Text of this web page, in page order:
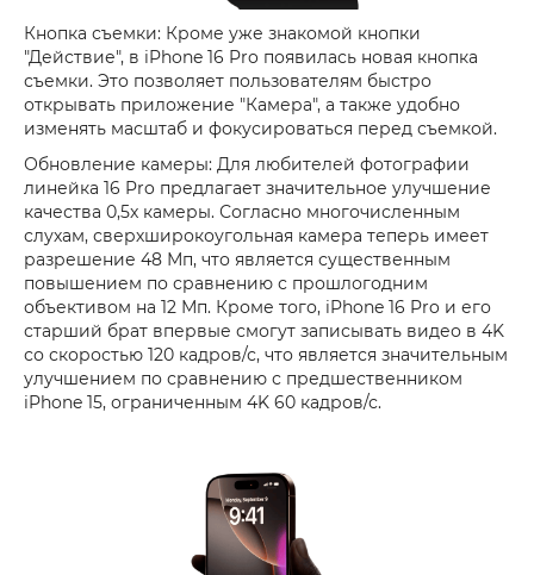
Кнопка съемки: Кроме уже знакомой кнопки
"Действие", в iPhone 16 Pro появилась новая кнопка
съемки. Это позволяет пользователям быстро
открывать приложение "Камера", а также удобно
изменять масштаб и фокусироваться перед съемкой.
Обновление камеры: Для любителей фотографии
линейка 16 Pro предлагает значительное улучшение
качества 0,5x камеры. Согласно многочисленным
слухам, сверхширокоугольная камера теперь имеет
разрешение 48 Мп, что является существенным
повышением по сравнению с прошлогодним
объективом на 12 Мп. Кроме того, iPhone 16 Pro и его
старший брат впервые смогут записывать видео в 4K
со скоростью 120 кадров/с, что является значительным
улучшением по сравнению с предшественником
iPhone 15, ограниченным 4K 60 кадров/с.